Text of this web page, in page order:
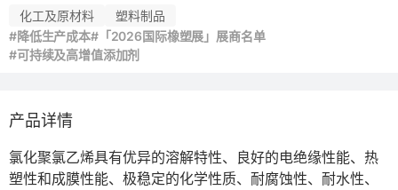
化工及原材料
塑料制品
#降低生产成本#「2026国际橡塑展」展商名单
#可持续及高增值添加剂
产品详情
氯化聚氯乙烯具有优异的溶解特性、良好的电绝缘性能、热
塑性和成膜性能、极稳定的化学性质、耐腐蚀性、耐水性、